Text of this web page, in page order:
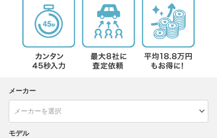
メーカー
モデル